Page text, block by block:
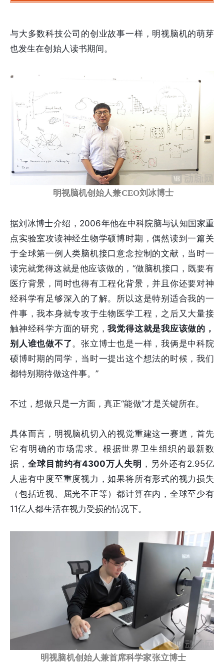
与大多数科技公司的创业故事一样，明视脑机的萌芽
也发生在创始人读书期间。
明视脑机创始人兼CEO刘冰博士
据刘冰博士介绍，2006年他在中科院脑与认知国家重
点实验室攻读神经生物学硕博时期，偶然读到一篇关
于全球第一例人类脑机接口意念控制的文献，当时一
读完就觉得这就是他应该做的，“做脑机接口，既要有
医疗背景，同时也得有工程化背景，并且你还要对神
经科学有足够深入的了解。所以这是特别适合我的一
件事，我本身就专攻于生物医学工程，之后又大量接
触神经科学方面的研究，我觉得这就是我应该做的，
别人谁也做不了 。张立博士也是一样，我俩是中科院
硕博时期的同学，当时一提出这个想法的时候，我们
都特别期待做这件事。”
不过，想做只是一方面，真正“能做”才是关键所在。
具体而言，明视脑机切入的视觉重建这一赛道，首先
它有明确的市场需求。根据世界卫生组织的最新数
据， 全球目前约有4300万人失明 ，另外还有2.95亿
人患有中度至重度视力，如果将所有形式的视力损失
（包括近视、屈光不正等）都计算在内，全球至少有
11亿人都生活在视力受损的情况下。
明视脑机创始人兼首席科学家张立博士